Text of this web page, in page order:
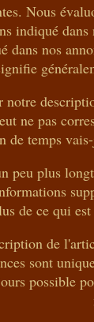
Nous
indiqué
dans nos
ne pas
de temps
peu plus
de ce qui
de
sont
possible